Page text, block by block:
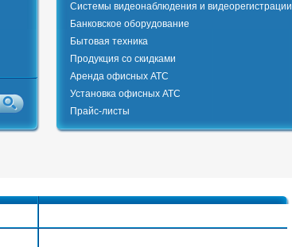
Системы видеонаблюдения и видеорегистрации
Банковское оборудование
Бытовая техника
Продукция со скидками
Аренда офисных АТС
Установка офисных АТС
Прайс-листы